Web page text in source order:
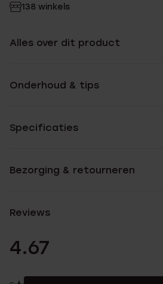
138 winkels
Alles over dit product
Onderhoud & tips
Specificaties
Bezorging & retourneren
Reviews
4.67